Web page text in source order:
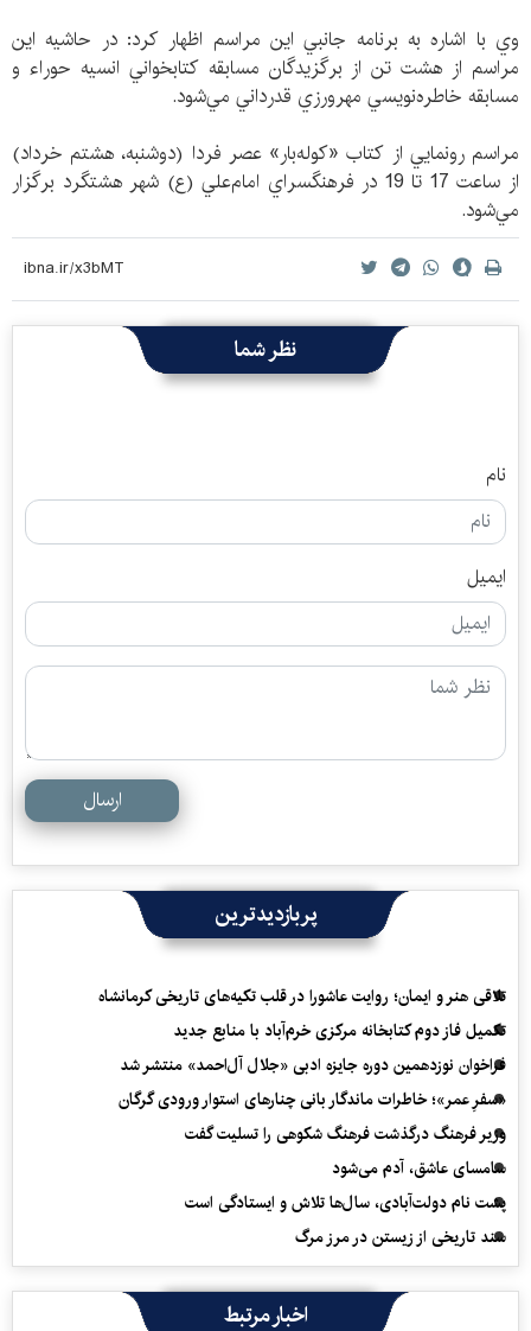
وي با اشاره به برنامه‌‌ جانبي اين مراسم اظهار كرد: در حاشيه اين
مراسم از هشت تن از برگزيدگان مسابقه كتابخواني انسيه حوراء و
مسابقه خاطره‌نويسي مهرورزي قدرداني مي‌شود.
مراسم رونمايي از كتاب «كوله‌بار» عصر فردا (دوشنبه، هشتم خرداد)
از ساعت 17 تا 19 در فرهنگسراي امام‌علي (ع) شهر هشتگرد برگزار
مي‌شود.
نظر شما
نام
ایمیل
ارسال
پربازدیدترین
تلاقی هنر و ایمان؛ روایت عاشورا در قلب تکیه‌های تاریخی کرمانشاه
تکمیل فاز دوم کتابخانه مرکزی خرم‌آباد با منابع جدید
فراخوان نوزدهمین دوره جایزه ادبی «جلال آل‌احمد» منتشر شد
«سفرِ عمر»؛ خاطرات ماندگار بانی چنارهای استوار ورودی گرگان
وزیر فرهنگ درگذشت فرهنگ شکوهی را تسلیت گفت
سامسای عاشق، آدم می‌شود
پشت نام دولت‌آبادی، سال‌ها تلاش و ایستادگی است
سند تاریخی از زیستن در مرز مرگ
اخبار مرتبط